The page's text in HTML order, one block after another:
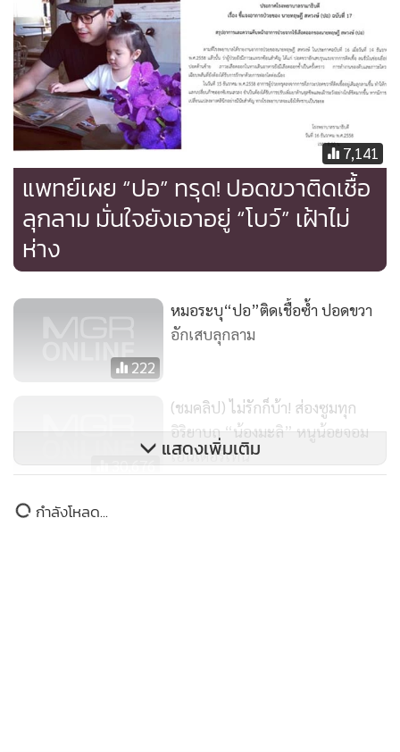
7,141
แพทย์เผย “ปอ” ทรุด! ปอดขวาติดเชื้อ
ลุกลาม มั่นใจยังเอาอยู่ “โบว์” เฝ้าไม่
ห่าง
222
หมอระบุ“ปอ”ติดเชื้อซ้ำ ปอดขวา
อักเสบลุกลาม
30,676
(ชมคลิป) ไม่รักก็บ้า! ส่องซูมทุก
อิริยาบถ “น้องมะลิ” หนูน้อยจอม
เอ็นเตอร์เทน
แสดงเพิ่มเติม
กำลังโหลด...